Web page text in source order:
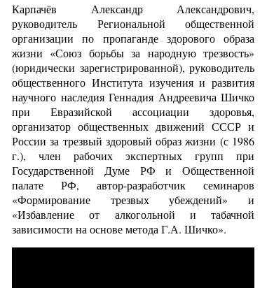
Карпачёв Александр Александрович,
руководитель Региональной общественной
организации по пропаганде здорового образа
жизни «Союз борьбы за народную трезвость»
(юридически зарегистрированной), руководитель
общественного Института изучения и развития
научного наследия Геннадия Андреевича Шичко
при Евразийской ассоциации здоровья,
организатор общественных движений СССР и
России за трезвый здоровый образ жизни (с 1986
г.), член рабочих экспертных групп при
Государственной Думе РФ и Общественной
палате РФ, автор-разработчик семинаров
«Формирование трезвых убеждений» и
«Избавление от алкогольной и табачной
зависимости на основе метода Г.А. Шичко».